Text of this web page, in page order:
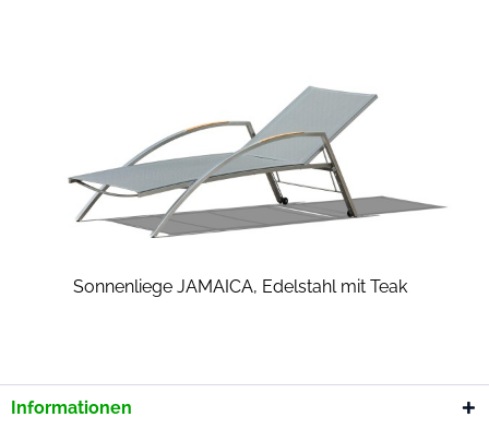
Sonnenliege JAMAICA, Edelstahl mit Teak
Informationen